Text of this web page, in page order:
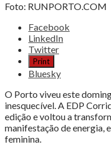
Foto: RUNPORTO.COM
Share
post
"CORRIDA
MULHER:
20
ANOS,
25
MIL
RAZÕES
Facebook
LinkedIn
Twitter
Print
Bluesky
O Porto viveu este
inesquecível. A EDP
edição e voltou a
manifestação de energia,
feminina.